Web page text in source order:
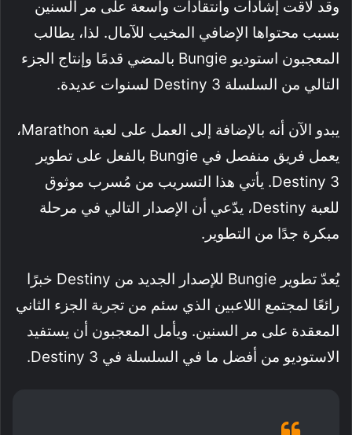
وقد لاقت إشادات وانتقادات واسعة على مر السنين
بسبب محتواها الإضافي المخيب للآمال. لذا، يطالب
المعجبون استوديو Bungie بالمضي قدمًا وإنتاج الجزء
التالي من السلسلة Destiny 3 لسنوات عديدة.
يبدو الآن أنه بالإضافة إلى العمل على لعبة Marathon،
يعمل فريق منفصل في Bungie بالفعل على تطوير
Destiny 3. يأتي هذا التسريب من مُسرب موثوق
للعبة Destiny، يدّعي أن الإصدار التالي في مرحلة
مبكرة جدًا من التطوير.
يُعدّ تطوير Bungie للإصدار الجديد من Destiny خبرًا
رائعًا لمجتمع اللاعبين الذي سئم من تجربة الجزء الثاني
المعقدة على مر السنين. ويأمل المعجبون أن يستفيد
الاستوديو من أفضل ما في السلسلة في Destiny 3.